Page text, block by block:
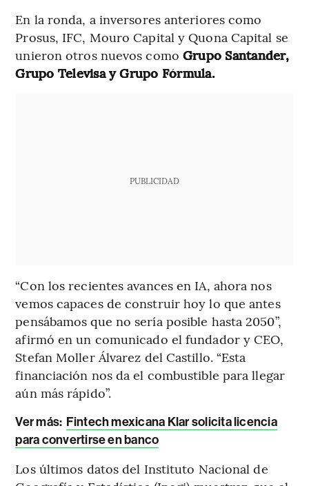
En la ronda, a inversores anteriores como
Prosus, IFC, Mouro Capital y Quona Capital se
unieron otros nuevos como Grupo Santander,
Grupo Televisa y Grupo Fórmula.
PUBLICIDAD
“Con los recientes avances en IA, ahora nos
vemos capaces de construir hoy lo que antes
pensábamos que no sería posible hasta 2050”,
afirmó en un comunicado el fundador y CEO,
Stefan Moller Álvarez del Castillo. “Esta
financiación nos da el combustible para llegar
aún más rápido”.
Ver más: Fintech mexicana Klar solicita licencia
para convertirse en banco
Los últimos datos del Instituto Nacional de